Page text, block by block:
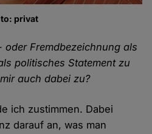
privat
oder Fremdbezeichnung als
politisches Statement zu
auch dabei zu?
ich zustimmen. Dabei
darauf an, was man